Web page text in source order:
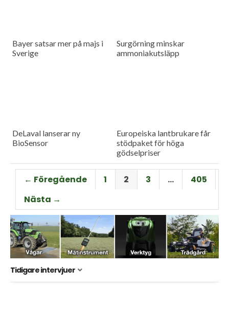
Bayer satsar mer på majs i
Sverige
Surgörning minskar
ammoniakutsläpp
DeLaval lanserar ny
BioSensor
Europeiska lantbrukare får
stödpaket för höga
gödselpriser
← Föregående 1 2 3 …
405
Nästa →
Tidigare intervjuer